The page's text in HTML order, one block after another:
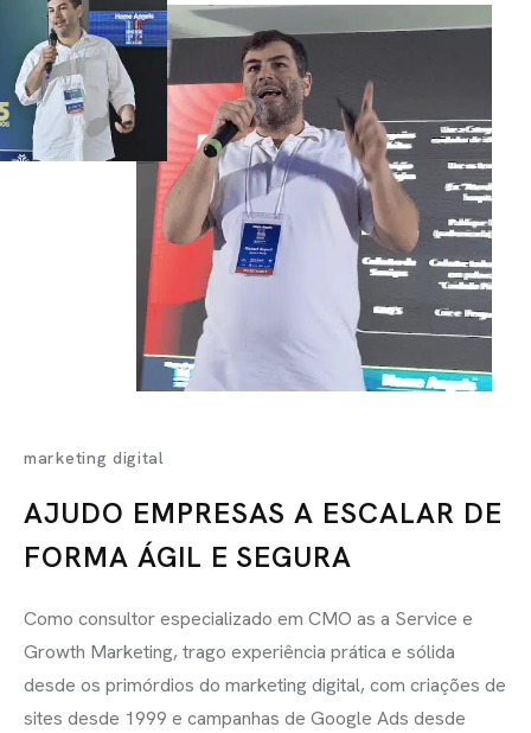
marketing digital
AJUDO EMPRESAS A ESCALAR DE
FORMA ÁGIL E SEGURA
Como consultor especializado em CMO as a Service e
Growth Marketing, trago experiência prática e sólida
desde os primórdios do marketing digital, com criações de
sites desde 1999 e campanhas de Google Ads desde